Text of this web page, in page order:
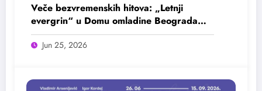
Veče bezvremenskih hitova: „Letnji
evergrin“ u Domu omladine Beograda
25. juna
Jun 25, 2026